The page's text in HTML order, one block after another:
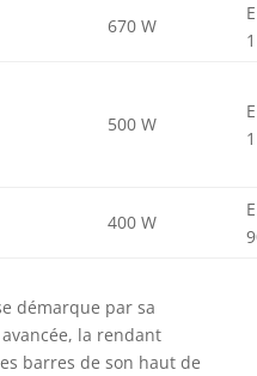
670 W
500 W
400 W
démarque par sa
la rendant
barres de son haut de